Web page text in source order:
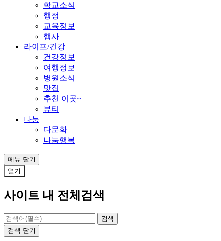
학교소식
행정
교육정보
행사
라이프/건강
건강정보
여행정보
병원소식
맛집
추천 이곳~
뷰티
나눔
다문화
나눔행복
메뉴 닫기
열기
사이트 내 전체검색
검색 닫기